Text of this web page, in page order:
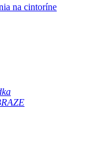
na cintoríne